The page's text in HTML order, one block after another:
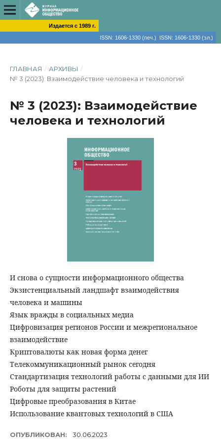
Издается с 1989 г.
ISSN: 1606-1330 (печ.) ISSN: 1606-1330 (эл.)
ГЛАВНАЯ / АРХИВЫ /
№ 3 (2023): Взаимодействие человека и технологий
№ 3 (2023): Взаимодействие
человека и технологий
И снова о сущности информационного общества
Экзистенциальный ландшафт взаимодействия
человека и машины
Язык вражды в социальных медиа
Цифровизация регионов России и межрегиональное
взаимодействие
Криптовалюты как новая форма денег
Телекоммуникационный рынок сегодня
Стандартизация технологий работы с данными для ИИ
Роботы для защиты растений
Цифровые преобразования в Китае
Использование квантовых технологий в США
ОПУБЛИКОВАН: 30.06.2023